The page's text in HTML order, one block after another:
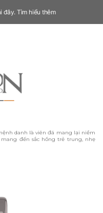
đây. Tìm hiểu thêm
danh là viên đá mang lại niềm
đến sắc hồng trẻ trung, nhẹ